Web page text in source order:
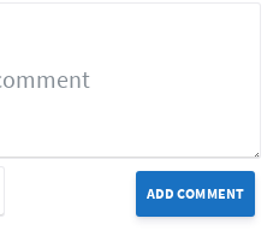
ADD COMMENT